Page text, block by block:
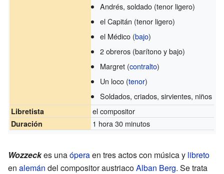
Andrés, soldado (tenor ligero)
el Capitán (tenor ligero)
el Médico (bajo)
2 obreros (barítono y bajo)
Margret (contralto)
Un loco (tenor)
Soldados, criados, sirvientes, niños
Libretista el compositor
Duración 1 hora 30 minutos
Wozzeckes unaóperaen tres actos con música y libreto
en alemán del compositor austriacoAlban Berg. Se trata